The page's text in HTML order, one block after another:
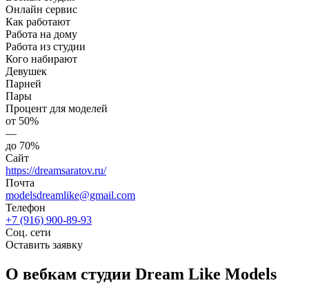
Онлайн сервис
Как работают
Работа на дому
Работа из студии
Кого набирают
Девушек
Парней
Пары
Процент для моделей
от 50%
—
до 70%
Сайт
https://dreamsaratov.ru/
Почта
modelsdreamlike@gmail.com
Телефон
+7 (916) 900-89-93
Соц. сети
Оставить заявку
О вебкам студии Dream Like Models